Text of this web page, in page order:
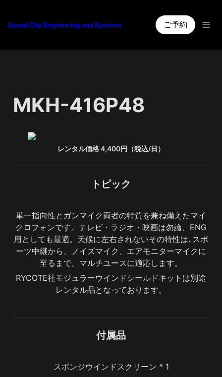
Sound City Engineering and Systems ご予約
MKH-416P48
レンタル価格 4,400円（税込/日）
トピック
単一指向性とガンマイク両者の特質を兼ね備えたマイ
クロフォンです。テレビ・ラジオ・映画は勿論、ENG
用としても最適。天候に左右されないその特性は､スポ
ーツ中継から、ノイズマイク、エアモニターマイクに
至るまで、マルチユースに適応します。
RYCOTE社モジュラーウインドシールドキットは別途
レンタル品となっております。
付属品
スポンジウインドスクリーン * 1